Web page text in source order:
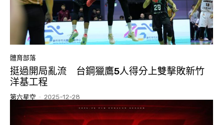
體育部落
挺過開局亂流 台鋼獵鷹5人得分上雙擊敗新竹
洋基工程
第六星空 - 2025-12-28